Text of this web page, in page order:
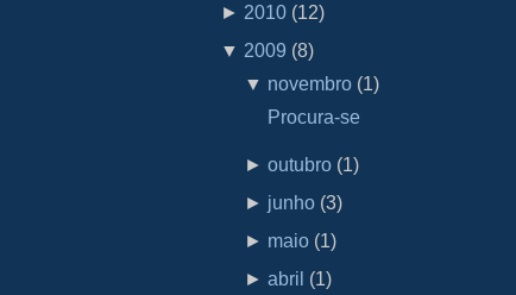
► 2010 (12)
▼ 2009 (8)
▼ novembro(1)
Procura-se
► outubro(1)
► junho(3)
► maio(1)
► abril (1)